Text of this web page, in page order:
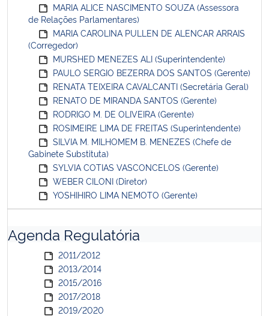
MARIA ALICE NASCIMENTO SOUZA (Assessora
de Relações Parlamentares)
MARIA CAROLINA PULLEN DE ALENCAR ARRAIS
(Corregedor)
MURSHED MENEZES ALI (Superintendente)
PAULO SERGIO BEZERRA DOS SANTOS (Gerente)
RENATA TEIXEIRA CAVALCANTI (Secretária Geral)
RENATO DE MIRANDA SANTOS (Gerente)
RODRIGO M. DE OLIVEIRA (Gerente)
ROSIMEIRE LIMA DE FREITAS (Superintendente)
SILVIA M. MILHOMEM B. MENEZES (Chefe de
Gabinete Substituta)
SYLVIA COTIAS VASCONCELOS (Gerente)
WEBER CILONI (Diretor)
YOSHIHIRO LIMA NEMOTO (Gerente)
Agenda Regulatória
2011/2012
2013/2014
2015/2016
2017/2018
2019/2020